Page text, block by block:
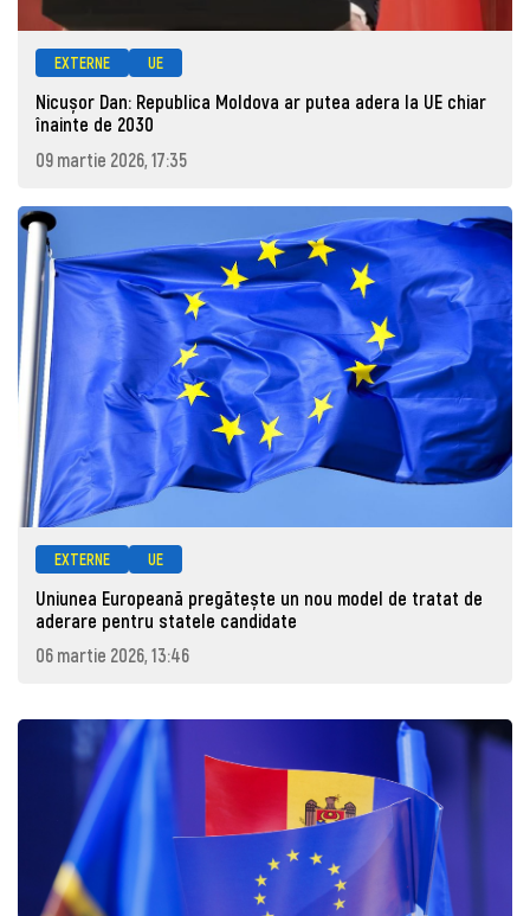
EXTERNE UE
Nicușor Dan: Republica Moldova ar putea adera la UE chiar
înainte de 2030
09 martie 2026, 17:35
EXTERNE UE
Uniunea Europeană pregătește un nou model de tratat de
aderare pentru statele candidate
06 martie 2026, 13:46